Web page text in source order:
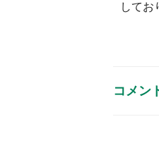
してお
コメン